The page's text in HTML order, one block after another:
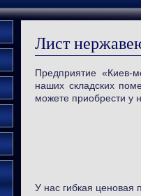
Лист
Предприятие «Киев-
наших складских
можете приобрести у
У нас гибкая ценовая